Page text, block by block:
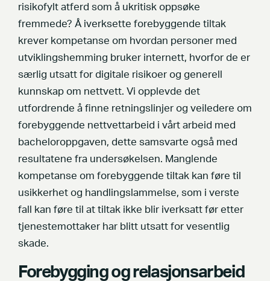
risikofylt atferd som å ukritisk oppsøke
fremmede? Å iverksette forebyggende tiltak
krever kompetanse om hvordan personer med
utviklingshemming bruker internett, hvorfor de er
særlig utsatt for digitale risikoer og generell
kunnskap om nettvett. Vi opplevde det
utfordrende å finne retningslinjer og veiledere om
forebyggende nettvettarbeid i vårt arbeid med
bacheloroppgaven, dette samsvarte også med
resultatene fra undersøkelsen. Manglende
kompetanse om forebyggende tiltak kan føre til
usikkerhet og handlingslammelse, som i verste
fall kan føre til at tiltak ikke blir iverksatt før etter
tjenestemottaker har blitt utsatt for vesentlig
skade.
Forebygging og relasjonsarbeid